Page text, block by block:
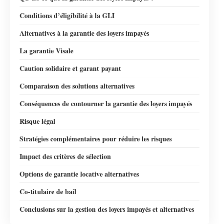
Conditions d’éligibilité à la GLI
Alternatives à la garantie des loyers impayés
La garantie Visale
Caution solidaire et garant payant
Comparaison des solutions alternatives
Conséquences de contourner la garantie des loyers impayés
Risque légal
Stratégies complémentaires pour réduire les risques
Impact des critères de sélection
Options de garantie locative alternatives
Co-titulaire de bail
Conclusions sur la gestion des loyers impayés et alternatives